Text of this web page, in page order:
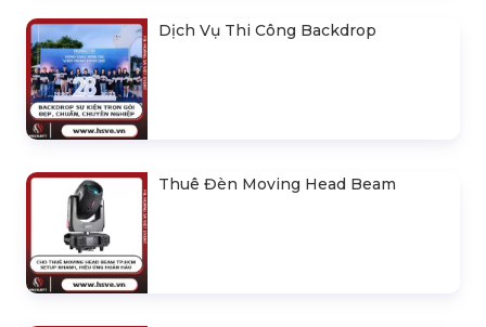
Dịch Vụ Thi Công Backdrop
Thuê Đèn Moving Head Beam